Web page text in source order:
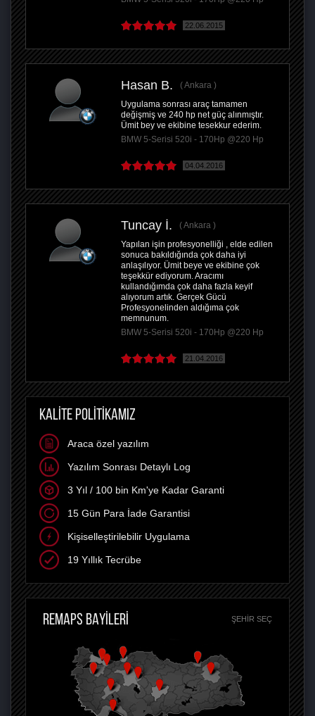
22.06.2015
Hasan B.
Ankara
Uygulama sonrası araç tamamen
değişmiş ve 240 hp net güç alınmıştır.
Ümit bey ve ekibine tesekkur ederim.
BMW 5-Serisi 520i - 170Hp @220 Hp
04.04.2016
Tuncay İ.
Ankara
Yapılan işin profesyonelliği , elde edilen
sonuca bakıldığında çok daha iyi
anlaşılıyor. Ümit beye ve ekibine çok
teşekkür ediyorum. Aracımı
kullandığımda çok daha fazla keyif
alıyorum artık. Gerçek Gücü
Profesyonelinden aldığıma çok
memnunum.
BMW 5-Serisi 520i - 170Hp @220 Hp
21.04.2016
KALİTE POLİTİKAMIZ
Araca özel yazılım
Yazılım Sonrası Detaylı Log
3 Yıl / 100 bin Km'ye Kadar Garanti
15 Gün Para İade Garantisi
Kişiselleştirilebilir Uygulama
19 Yıllık Tecrübe
REMAPS BAYİLERİ ŞEHIR SEÇ